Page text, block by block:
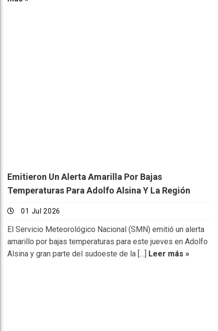
Emitieron Un Alerta Amarilla Por Bajas
Temperaturas Para Adolfo Alsina Y La Región
01 Jul 2026
El Servicio Meteorológico Nacional (SMN) emitió un alerta
amarillo por bajas temperaturas para este jueves en Adolfo
Alsina y gran parte del sudoeste de la […] Leer más »